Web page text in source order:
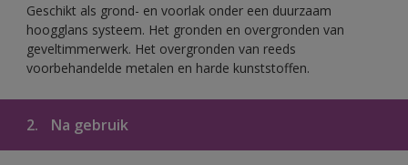
Geschikt als grond- en voorlak onder een duurzaam
hoogglans systeem. Het gronden en overgronden van
geveltimmerwerk. Het overgronden van reeds
voorbehandelde metalen en harde kunststoffen.
2. Na gebruik